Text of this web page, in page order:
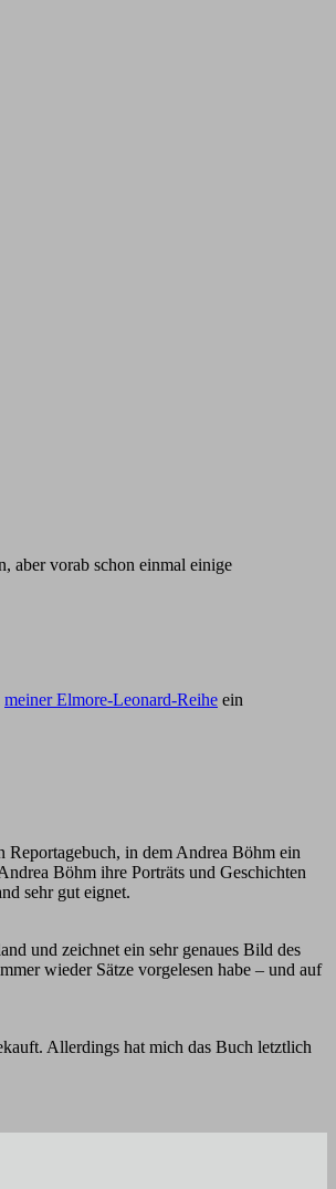
aber vorab schon einmal einige
meiner Elmore-Leonard-Reihe ein
in dem Andrea Böhm ein
Böhm ihre Porträts und Geschichten
sehr gut eignet.
und zeichnet ein sehr genaues Bild des
wieder Sätze vorgelesen habe – und auf
Allerdings hat mich das Buch letztlich